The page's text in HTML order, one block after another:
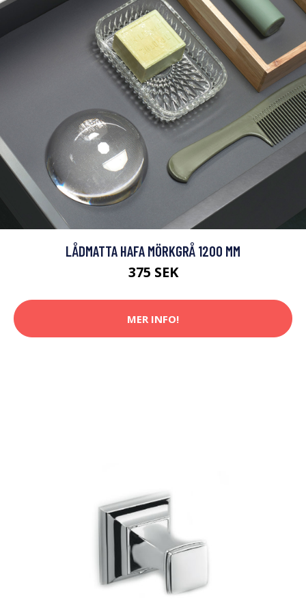
LÅDMATTA HAFA MÖRKGRÅ 1200 MM
375 SEK
MER INFO!